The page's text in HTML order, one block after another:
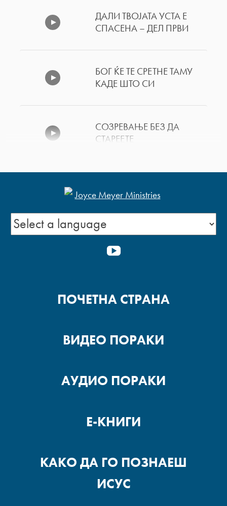
ДАЛИ ТВОЈАТА УСТА Е
СПАСЕНА – ДЕЛ ПРВИ
БОГ ЌЕ ТЕ СРЕТНЕ ТАМУ
КАДЕ ШТО СИ
СОЗРЕВАЊЕ БЕЗ ДА
СТАРЕЕТЕ
ДЕЛ 2
ПРВИТЕ РАБОТИ ПРВИ –
ДЕЛ 1
БИДАТ СОВЛАДАНИ – ДЕЛ
СТРАВОВИ КОИ ТРЕБА ДА
ДОВЕРЛИВОСТ
СМИРЕТЕ СЕ И
ПОЧЕТНА СТРАНА
ВИДЕО ПОРАКИ
АУДИО ПОРАКИ
Е-КНИГИ
КАКО ДА ГО ПОЗНАЕШ
ИСУС